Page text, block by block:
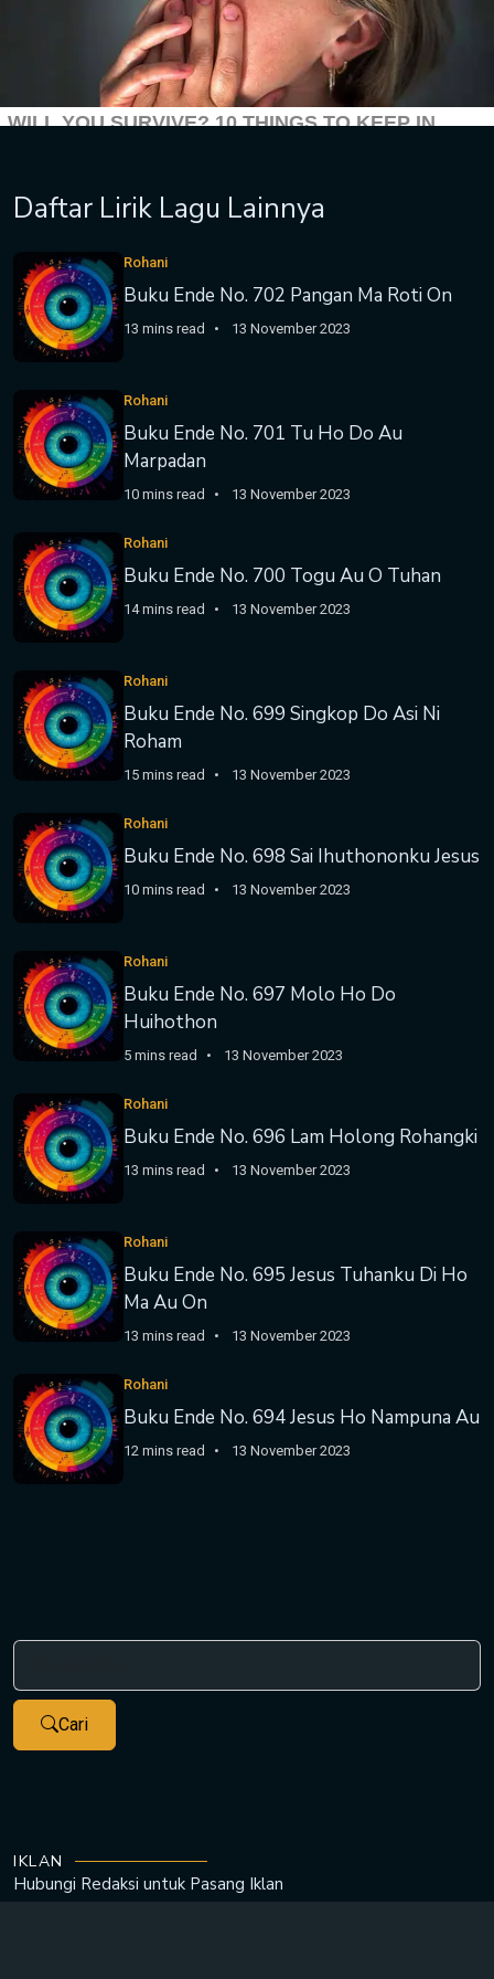
Daftar Lirik Lagu Lainnya
Rohani
Buku Ende No. 702 Pangan Ma Roti On
13 mins read 13 November 2023
Rohani
Buku Ende No. 701 Tu Ho Do Au
Marpadan
10 mins read 13 November 2023
Rohani
Buku Ende No. 700 Togu Au O Tuhan
14 mins read 13 November 2023
Rohani
Buku Ende No. 699 Singkop Do Asi Ni
Roham
15 mins read 13 November 2023
Rohani
Buku Ende No. 698 Sai Ihuthononku Jesus
10 mins read 13 November 2023
Rohani
Buku Ende No. 697 Molo Ho Do
Huihothon
5 mins read 13 November 2023
Rohani
Buku Ende No. 696 Lam Holong Rohangki
13 mins read 13 November 2023
Rohani
Buku Ende No. 695 Jesus Tuhanku Di Ho
Ma Au On
13 mins read 13 November 2023
Rohani
Buku Ende No. 694 Jesus Ho Nampuna Au
12 mins read 13 November 2023
Cari
IKLAN
Hubungi Redaksi untuk Pasang Iklan